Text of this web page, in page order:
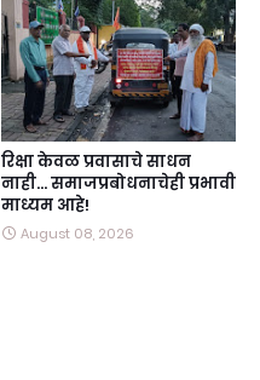
रिक्षा केवळ प्रवासाचे साधन
नाही… समाजप्रबोधनाचेही प्रभावी
माध्यम आहे!
August 08, 2026